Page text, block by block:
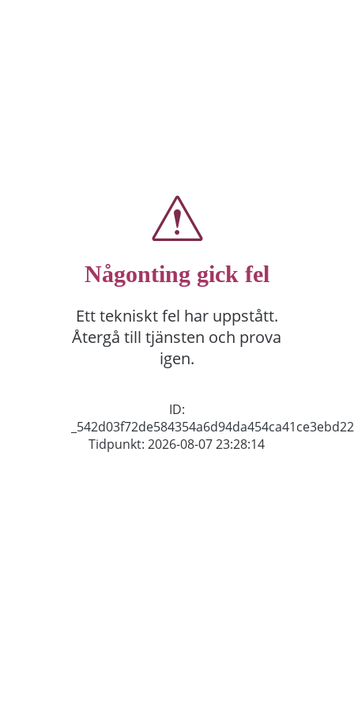
Någonting gick fel
Ett tekniskt fel har uppstått.
Återgå till tjänsten och prova
igen.
ID:
Tidpunkt: 2026-08-07 23:28:14